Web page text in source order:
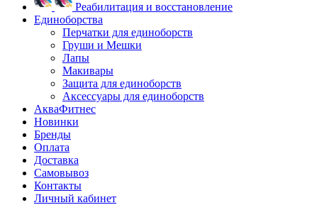
Реабилитация и восстановление
Единоборства
Перчатки для единоборств
Груши и Мешки
Лапы
Макивары
Защита для единоборств
Аксессуары для единоборств
АкваФитнес
Новинки
Бренды
Оплата
Доставка
Самовывоз
Контакты
Личный кабинет